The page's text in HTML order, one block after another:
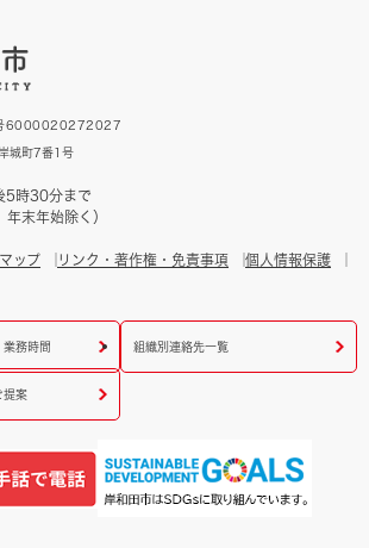
6000020272027
城町7番1号
5時30分まで
年末年始除く）
ップ リンク・著作権・免責事項
個人情報保護
業務時間 組織別連絡先一覧
提案